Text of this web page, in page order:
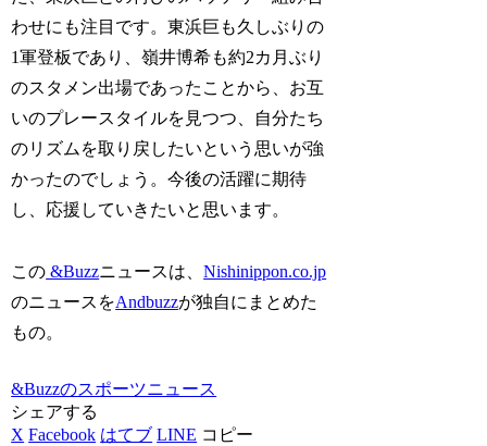
わせにも注目です。東浜巨も久しぶりの
1軍登板であり、嶺井博希も約2カ月ぶり
のスタメン出場であったことから、お互
いのプレースタイルを見つつ、自分たち
のリズムを取り戻したいという思いが強
かったのでしょう。今後の活躍に期待
し、応援していきたいと思います。
この &Buzzニュースは、Nishinippon.co.jp
のニュースをAndbuzzが独自にまとめた
もの。
&Buzzのスポーツニュース
シェアする
X Facebook はてブ LINE コピー